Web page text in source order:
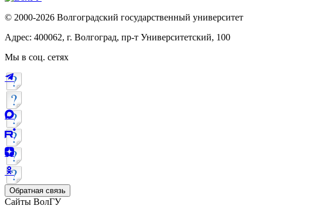
© 2000-2026 Волгоградский государственный университет
Адрес: 400062, г. Волгоград, пр-т Университетский, 100
Мы в соц. сетях
Обратная связь
Сайты ВолГУ